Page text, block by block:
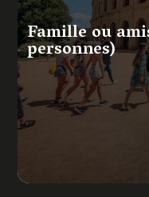
Famille ou
personnes)